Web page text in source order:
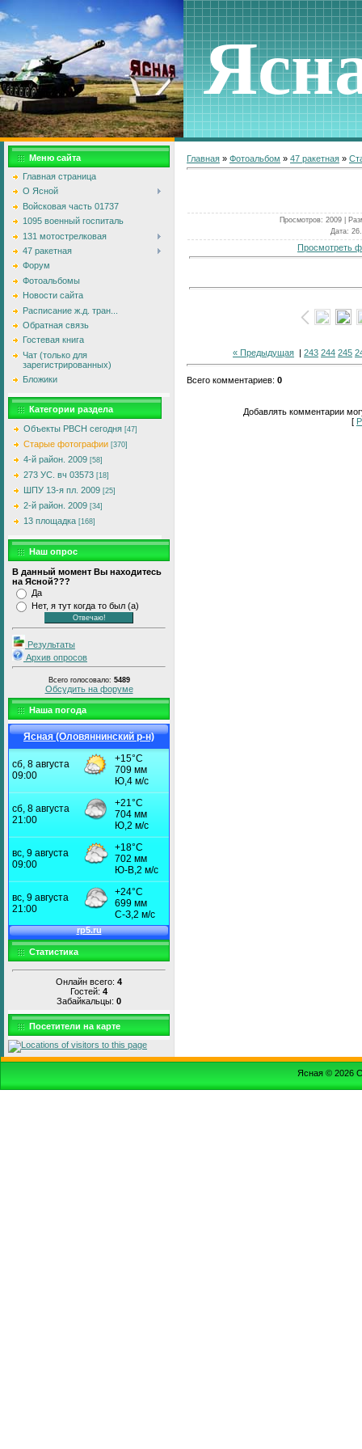
Меню сайта
Главная страница
О Ясной
Войсковая часть 01737
1095 военный госпиталь
131 мотострелковая
47 ракетная
Форум
Фотоальбомы
Новости сайта
Расписание ж.д. тран...
Обратная связь
Гостевая книга
Чат (только для
зарегистрированных)
Бложики
Категории раздела
Объекты РВСН сегодня [47]
Старые фотографии [370]
4-й район. 2009 [58]
273 УС. вч 03573 [18]
ШПУ 13-я пл. 2009 [25]
2-й район. 2009 [34]
13 площадка [168]
Наш опрос
В данный момент Вы находитесь
на Ясной???
Да
Нет, я тут когда то был (а)
Результаты
Архив опросов
Всего голосовало: 5489
Обсудить на форуме
Наша погода
Ясная (Оловяннинский р-н)
Статистика
Онлайн всего: 4
Гостей: 4
Забайкальцы: 0
Посетители на карте
Главная » Фотоальбом » 47 ракетная »
Просмотров: 2009 |
Дата:
Просмотреть
« Предыдущая | 243 244 245
Всего комментариев: 0
Добавлять комментарии
[
Ясная © 2026